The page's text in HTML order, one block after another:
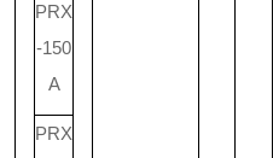
PRX
-150
A
PRX